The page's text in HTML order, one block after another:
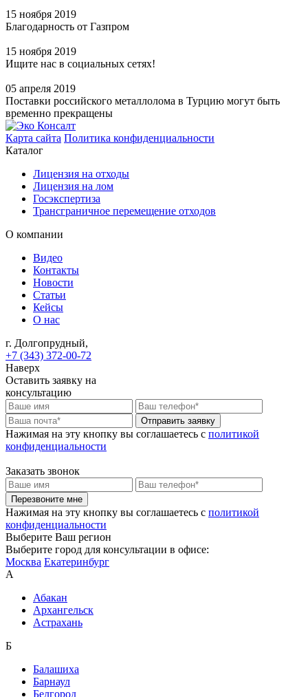
15 ноября 2019
Благодарность от Газпром
15 ноября 2019
Ищите нас в социальных сетях!
05 апреля 2019
Поставки российского металлолома в Турцию могут быть
временно прекращены
Карта сайта Политика конфиденциальности
Каталог
Лицензия на отходы
Лицензия на лом
Госэкспертиза
Трансграничное перемещение отходов
О компании
Видео
Контакты
Новости
Статьи
Кейсы
О нас
г. Долгопрудный,
+7 (343) 372-00-72
Наверх
Оставить заявку на
консультацию
Отправить заявку
Нажимая на эту кнопку вы соглашаетесь c политикой
конфиденциальности
Заказать звонок
Перезвоните мне
Нажимая на эту кнопку вы соглашаетесь c политикой
конфиденциальности
Выберите Ваш регион
Выберите город для консультации в офисе:
Москва Екатеринбург
А
Абакан
Архангельск
Астрахань
Б
Балашиха
Барнаул
Белгород